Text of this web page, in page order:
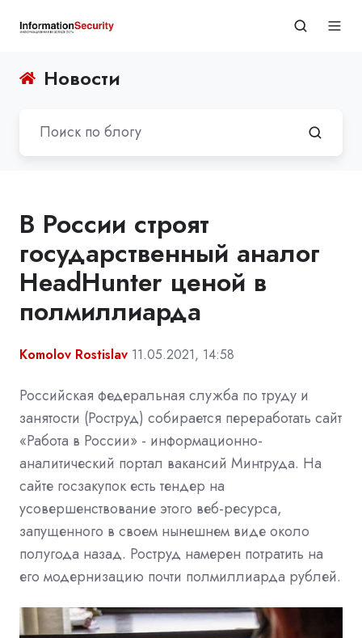
Новости
В России строят
государственный аналог
HeadHunter ценой в
полмиллиарда
Komolov Rostislav 11.05.2021, 14:58
Российская федеральная служба по труду и
занятости (Роструд) собирается переработать сайт
«Работа в России» - информационно-
аналитический портал вакансий Минтруда. На
сайте госзакупок есть тендер на
усовершенствование этого веб-ресурса,
запущенного в своем нынешнем виде около
полугода назад. Роструд намерен потратить на
его модернизацию почти полмиллиарда рублей.